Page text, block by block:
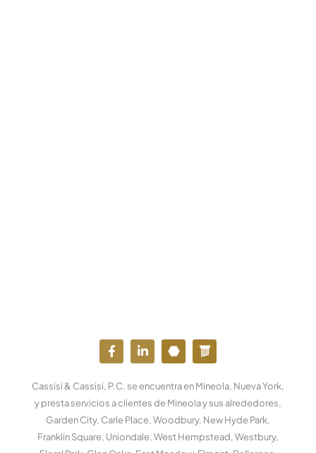
F
a
c
e
b
o
o
k
-
L
i
n
e
d
i
n
-
Y
o
u
t
u
b
e
W
o
r
d
p
r
e
s
s
Cassisi & Cassisi, P.C. se encuentra en Mineola, Nueva York,
y presta servicios a clientes de Mineola y sus alrededores,
Garden City, Carle Place, Woodbury, New Hyde Park,
Franklin Square, Uniondale, West Hempstead, Westbury,